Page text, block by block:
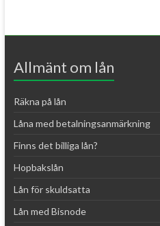
Allmänt om lån
Räkna på lån
Låna med betalningsanmärkning
Finns det billiga lån?
Hopbakslån
Lån för skuldsatta
Lån med Bisnode